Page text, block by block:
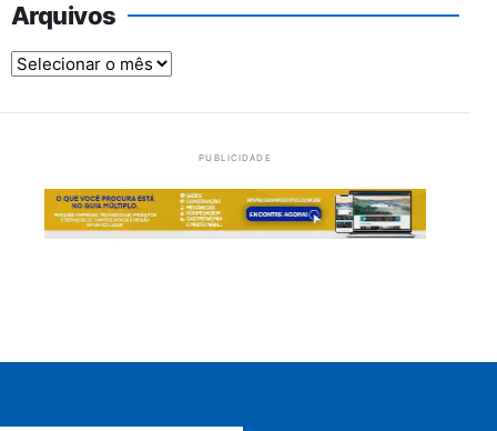
Arquivos
Arquivos
PUBLICIDADE